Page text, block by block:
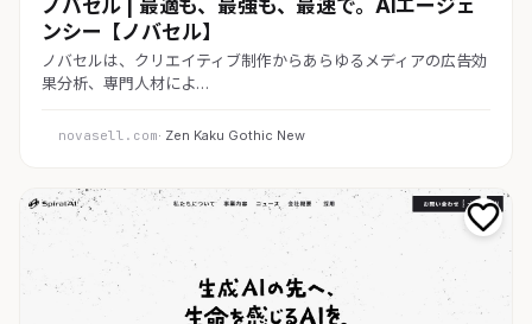
ノバセル | 最適も、最強も、最速で。AIエージェ
ンシー【ノバセル】
ノバセルは、クリエイティブ制作からあらゆるメディアの広告効
果分析、専門人材によ…
novasell.com· Zen Kaku Gothic New